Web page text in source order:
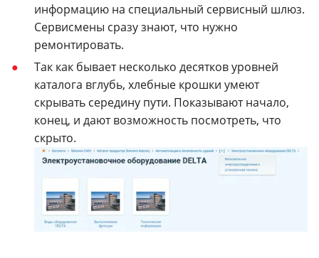
информацию на специальный сервисный шлюз.
Сервисмены сразу знают, что нужно
ремонтировать.
Так как бывает несколько десятков уровней
каталога вглубь, хлебные крошки умеют
скрывать середину пути. Показывают начало,
конец, и дают возможность посмотреть, что
скрыто.